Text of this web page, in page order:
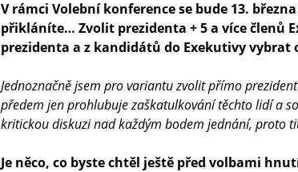
V rámci Volební konference se bude 13.
přikláníte… Zvolit prezidenta + 5 a více členů
prezidenta a z kandidátů do Exekutivy
Jednoznačně jsem pro variantu zvolit přímo
předem jen prohlubuje zaškatulkování těchto lidí a
kritickou diskuzi nad každým bodem jednání, proto
Je něco, co byste chtěl ještě před volbami